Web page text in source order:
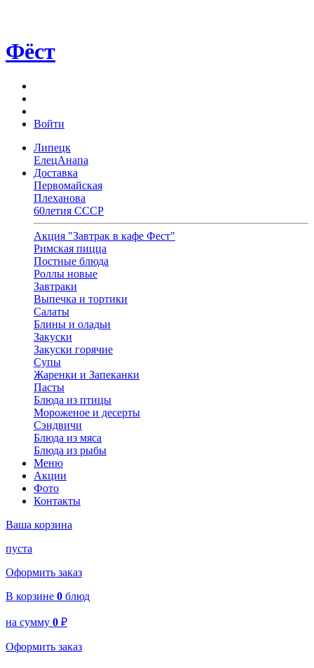
Фёст
Войти
Липецк
ЕлецАнапа
Доставка
Первомайская
Плеханова
60летия СССР
Акция "Завтрак в кафе Фест"
Римская пицца
Постные блюда
Роллы новые
Завтраки
Выпечка и тортики
Салаты
Блины и оладьи
Закуски
Закуски горячие
Супы
Жаренки и Запеканки
Пасты
Блюда из птицы
Мороженое и десерты
Сэндвичи
Блюда из мяса
Блюда из рыбы
Меню
Акции
Фото
Контакты
Ваша корзина
пуста
Оформить заказ
В корзине 0 блюд
на сумму 0 ₽
Оформить заказ